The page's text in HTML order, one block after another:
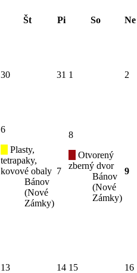
Št Pi So
Ne
30 31 1 2
6
Plasty,
tetrapaky,
kovové obaly
Bánov
(Nové
Zámky)
7
8
Otvorený
zberný dvor
Bánov
(Nové
Zámky)
9
13 14 15 16